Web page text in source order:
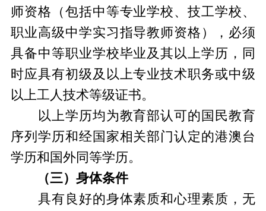
师资格（包括中等专业学校、技工学校、
职业高级中学实习指导教师资格），必须
具备中等职业学校毕业及其以上学历，同
时应具有初级及以上专业技术职务或中级
以上工人技术等级证书。
以上学历均为教育部认可的国民教育
序列学历和经国家相关部门认定的港澳台
学历和国外同等学历。
（三）身体条件
具有良好的身体素质和心理素质，无